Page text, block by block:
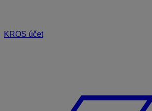
KROS účet